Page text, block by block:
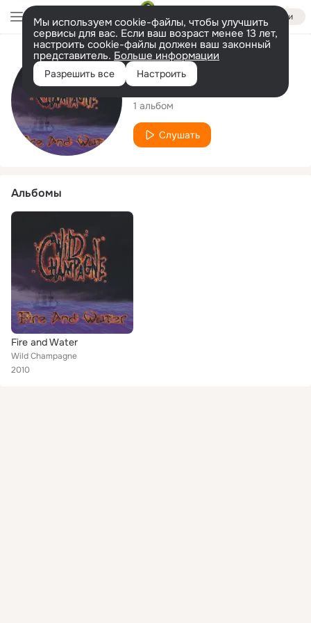
Войти
Мы используем cookie-файлы, чтобы улучшить
сервисы для вас. Если ваш возраст менее 13 лет,
настроить cookie-файлы должен ваш законный
представитель. Больше информации
Разрешить все Настроить
Исполнитель
Wild Champagne
1 альбом
Слушать
Альбомы
Fire and Water
Wild Champagne
2010